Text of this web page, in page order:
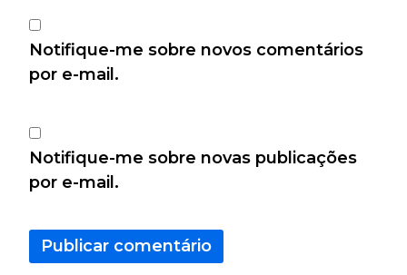
Notifique-me sobre novos comentários
por e-mail.
Notifique-me sobre novas publicações
por e-mail.